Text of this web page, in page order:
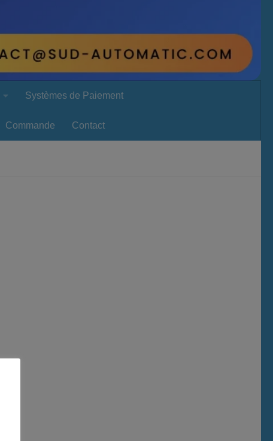
Systèmes de Paiement
Commande Contact